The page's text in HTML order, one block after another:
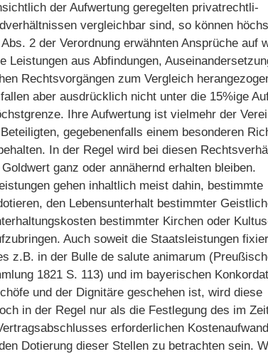
der Aufwertung geregelten privatrechtli-
vergleichbar sind, so können
2 der Verordnung erwähnten Ansprüche auf
Leistungen aus Abfindungen,
Rechtsvorgängen zum Vergleich
aber ausdrücklich nicht unter die 15%ige
Ihre Aufwertung ist vielmehr der
gegebenenfalls einem besonderen
In der Regel wird bei diesen
ganz oder annähernd erhalten bleiben.
gehen inhaltlich meist dahin, bestimmte
den Lebensunterhalt bestimmter
bestimmter Kirchen oder
Auch soweit die Staatsleistungen
z.B. in der Bulle de salute animarum
1821 S. 113) und im bayerischen
und der Dignitäre geschehen ist, wird diese
in der Regel nur als die Festlegung des im
erforderlichen
Dotierung dieser Stellen zu betrachten sein.